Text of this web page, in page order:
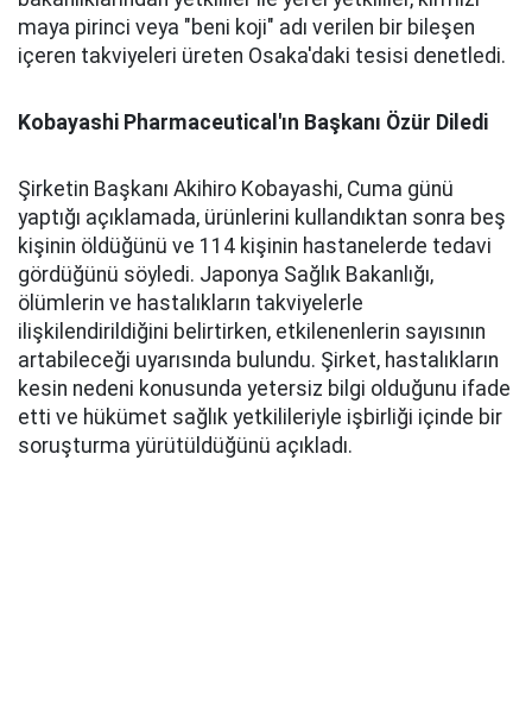
maya pirinci veya "beni koji" adı verilen bir bileşen
içeren takviyeleri üreten Osaka'daki tesisi denetledi.
Kobayashi Pharmaceutical'ın Başkanı Özür Diledi
Şirketin Başkanı Akihiro Kobayashi, Cuma günü
yaptığı açıklamada, ürünlerini kullandıktan sonra beş
kişinin öldüğünü ve 114 kişinin hastanelerde tedavi
gördüğünü söyledi. Japonya Sağlık Bakanlığı,
ölümlerin ve hastalıkların takviyelerle
ilişkilendirildiğini belirtirken, etkilenenlerin sayısının
artabileceği uyarısında bulundu. Şirket, hastalıkların
kesin nedeni konusunda yetersiz bilgi olduğunu ifade
etti ve hükümet sağlık yetkilileriyle işbirliği içinde bir
soruşturma yürütüldüğünü açıkladı.